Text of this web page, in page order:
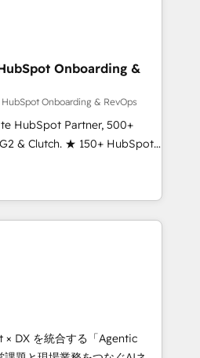
Onboarding &
Onboarding & RevOps
HubSpot Partner, 500+
& Clutch. ★ 150+ HubSpot
across the team ★
across five continents ★ AI-
obsessed ★
helps
workflows that drive adoption
What we do ➤
with workflows built
a template. ➤ Migration:
Zero downtime, full data
DX を統合する「Agentic